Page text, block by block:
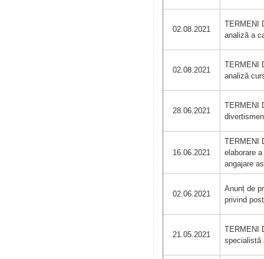
02.08.2021
TERMENI
analiză a
02.08.2021
TERMENI
analiză
28.06.2021
TERMENI
16.06.2021
TERMENI
elaborare
angajare
02.06.2021
Anunț de
privind
21.05.2021
TERMENI
specialistă